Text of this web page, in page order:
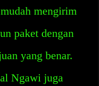
mengirim
paket dengan
yang benar.
Ngawi juga